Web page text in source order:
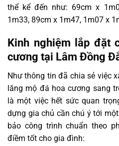
thể kể đến như: 69cm x
1m33, 89cm x 1m47, 1m07 x
Kinh nghiệm lắp đặt
cương tại Lâm Đồng
Như thông tin đã chia sẻ việc
lăng mộ đá hoa cương sang
là một việc hết sức quan
dựng gia chủ cần chú ý tới
bảo công trình chuẩn theo
điềm tốt cho gia đình: